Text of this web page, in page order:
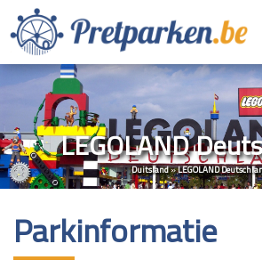
LEGOLAND
Duitsland»LEGOLAND
Parkinformatie